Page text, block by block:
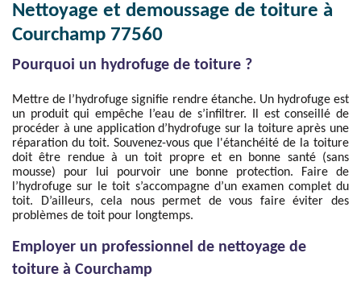
Nettoyage et demoussage de toiture à
Courchamp 77560
Pourquoi un hydrofuge de toiture ?
Mettre de l’hydrofuge signifie rendre étanche. Un hydrofuge est
un produit qui empêche l’eau de s’infiltrer. Il est conseillé de
procéder à une application d’hydrofuge sur la toiture après une
réparation du toit. Souvenez-vous que l'étanchéité de la toiture
doit être rendue à un toit propre et en bonne santé (sans
mousse) pour lui pourvoir une bonne protection. Faire de
l’hydrofuge sur le toit s’accompagne d’un examen complet du
toit. D’ailleurs, cela nous permet de vous faire éviter des
problèmes de toit pour longtemps.
Employer un professionnel de nettoyage de
toiture à Courchamp